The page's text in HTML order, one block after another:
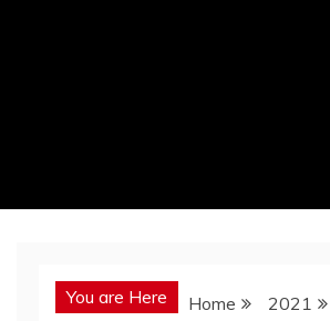
You are Here Home
2021